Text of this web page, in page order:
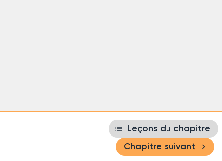
list
Leçons du chapitre
Chapitre suivant
navigate_next